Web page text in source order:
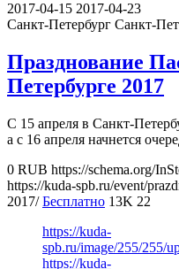
2017-04-15 2017-04-23
Санкт-Петербург Санкт-
Празднование
Петербурге 2017
С 15 апреля в Санкт-
а с 16 апреля начнется
0 RUB https://schema.org/
https://kuda-spb.ru/event/
2017/ Бесплатно 13K 22
https://kuda-
spb.ru/image/255/255/
https://kuda-